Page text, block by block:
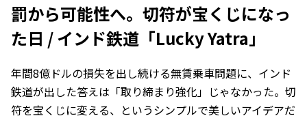
罰から可能性へ。切符が宝くじになっ
た日 / インド鉄道「Lucky Yatra」
年間8億ドルの損失を出し続ける無賃乗車問題に、インド
鉄道が出した答えは「取り締まり強化」じゃなかった。切
符を宝くじに変える、というシンプルで美しいアイデアだ